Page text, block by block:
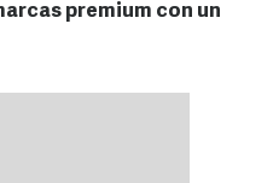
premium con un